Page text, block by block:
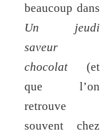
beaucoup dans
Un jeudi
saveur
chocolat (et
que l’on
retrouve
souvent chez